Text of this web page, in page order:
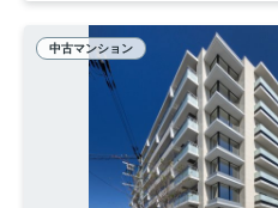
中古マンション